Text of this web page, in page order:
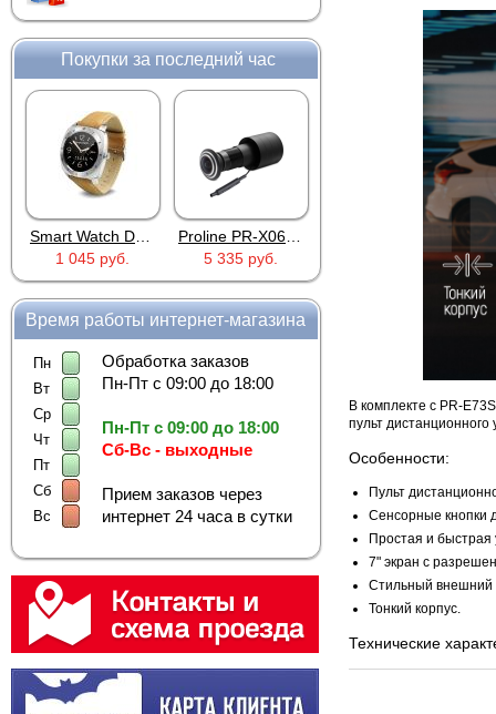
Покупки за последний час
Smart Watch DM88 Silver
1 045 руб.
Proline PR-X06WR
5 335 руб.
2 690 руб.
Время работы интернет-магазина
Пн
Вт
Ср
Чт
Пт
Сб
Вс
Обработка заказов
Пн-Пт с 09:00 до 18:00
Пн-Пт с 09:00 до 18:00
Сб-Вс - выходные
Прием заказов через
интернет 24 часа в сутки
В комплекте с PR-
пульт
Особенности:
Пульт
Сенсорные кнопки
Простая и быстрая
7" экран с
Стильный внешний
Тонкий корпус.
Технические